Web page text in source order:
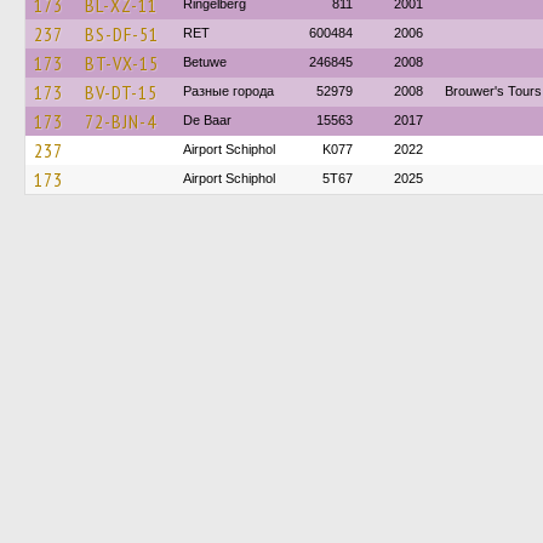
173 BL-XZ-11 Ringelberg 811 2001
237 BS-DF-51 RET 600484 2006
173 BT-VX-15 Betuwe 246845 2008
173 BV-DT-15 Разные города 52979 2008 Brouwer's
173 72-BJN-4 De Baar 15563 2017
237 Airport Schiphol K077 2022
173 Airport Schiphol 5T67 2025